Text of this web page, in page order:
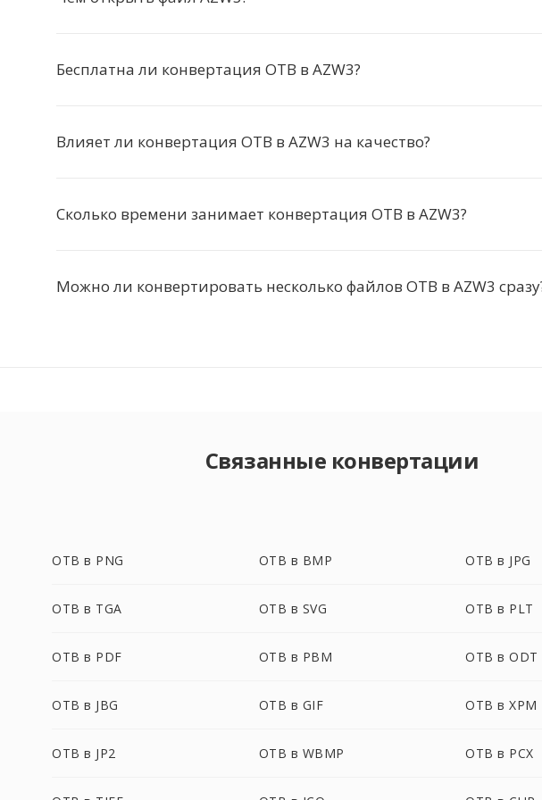
Бесплатна ли конвертация OTB в AZW3?
Влияет ли конвертация OTB в AZW3 на качество?
Сколько времени занимает конвертация OTB в AZW3?
Можно ли конвертировать несколько файлов OTB в AZW3
Связанные конвертации
OTB в PNG OTB в BMP OTB в JPG
OTB в TGA OTB в SVG OTB в PLT
OTB в PDF OTB в PBM OTB в ODT
OTB в JBG OTB в GIF OTB в XPM
OTB в JP2 OTB в WBMP OTB в PCX